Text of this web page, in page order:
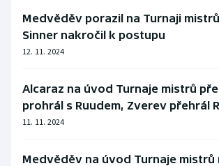
Medvěděv porazil na Turnaji
Sinner nakročil k postupu
12. 11. 2024
Alcaraz na úvod Turnaje mistrů
prohrál s Ruudem, Zverev přehrál
11. 11. 2024
Medvěděv na úvod Turnaje mistrů